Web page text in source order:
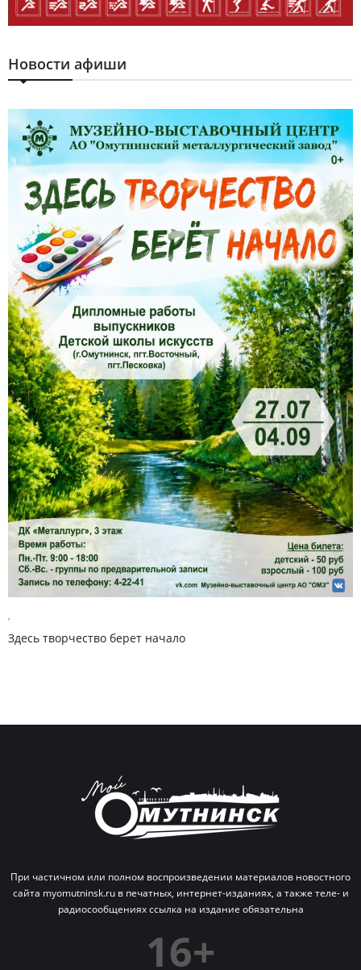
Новости афиши
,
Здесь творчество берет начало
При частичном или полном воспроизведении материалов новостного
сайта myomutninsk.ru в печатных, интернет-изданиях, а также теле- и
радиосообщениях ссылка на издание обязательна
16+